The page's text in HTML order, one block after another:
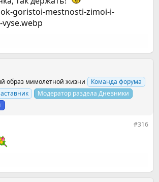
образ мимолетной жизни
Команда форума
Модератор раздела Дневники
#316